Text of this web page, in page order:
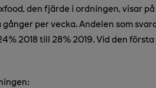
den fjärde i ordningen, visar
per vecka. Andelen som
2018 till 28% 2019. Vid den